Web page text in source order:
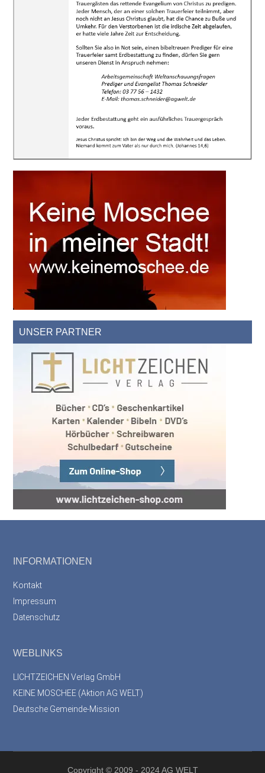
UNSER PARTNER
Footer
INFORMATIONEN
Kontakt
Impressum
Datenschutz
WEBLINKS
LICHTZEICHEN Verlag GmbH
KEINE MOSCHEE (Aktion AG WELT)
Deutsche Gemeinde-Mission
Copyright © 2009 - 2024 AG WELT